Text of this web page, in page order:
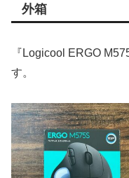
外箱
『Logicool ERGO
す。